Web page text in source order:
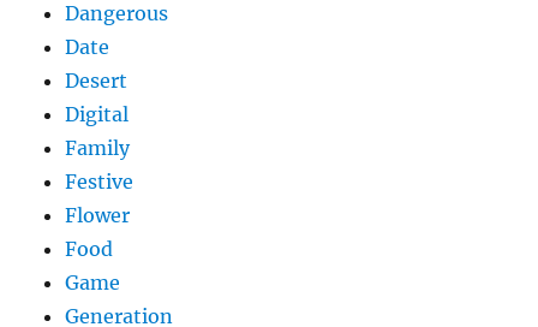
Dangerous
Date
Desert
Digital
Family
Festive
Flower
Food
Game
Generation